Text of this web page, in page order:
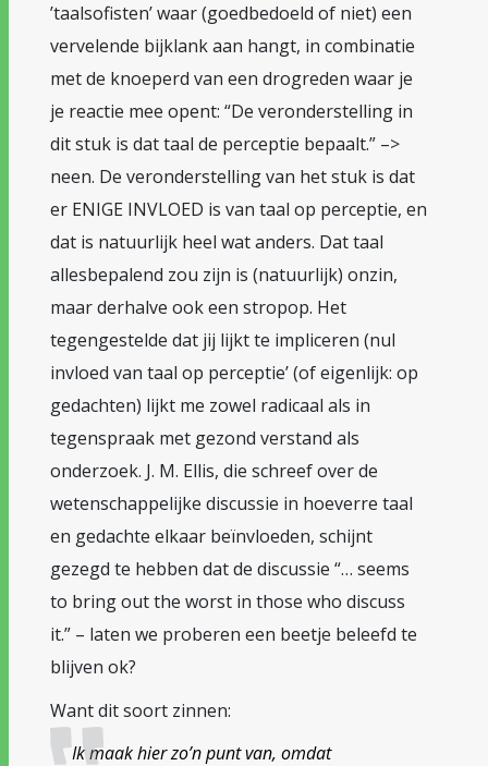
’taalsofisten’ waar (goedbedoeld of niet) een
vervelende bijklank aan hangt, in combinatie
met de knoeperd van een drogreden waar je
je reactie mee opent: “De veronderstelling in
dit stuk is dat taal de perceptie bepaalt.” –>
neen. De veronderstelling van het stuk is dat
er ENIGE INVLOED is van taal op perceptie, en
dat is natuurlijk heel wat anders. Dat taal
allesbepalend zou zijn is (natuurlijk) onzin,
maar derhalve ook een stropop. Het
tegengestelde dat jij lijkt te impliceren (nul
invloed van taal op perceptie’ (of eigenlijk: op
gedachten) lijkt me zowel radicaal als in
tegenspraak met gezond verstand als
onderzoek. J. M. Ellis, die schreef over de
wetenschappelijke discussie in hoeverre taal
en gedachte elkaar beïnvloeden, schijnt
gezegd te hebben dat de discussie “… seems
to bring out the worst in those who discuss
it.” – laten we proberen een beetje beleefd te
blijven ok?
Want dit soort zinnen:
Ik maak hier zo’n punt van, omdat